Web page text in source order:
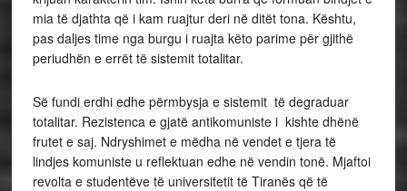
mia të djathta që i kam ruajtur deri në ditët tona. Kështu,
pas daljes time nga burgu i ruajta këto parime për gjithë
periudhën e errët të sistemit totalitar.
Së fundi erdhi edhe përmbysja e sistemit të degraduar
totalitar. Rezistenca e gjatë antikomuniste i kishte dhënë
frutet e saj. Ndryshimet e mëdha në vendet e tjera të
lindjes komuniste u reflektuan edhe në vendin tonë. Mjaftoi
revolta e studentëve të universitetit të Tiranës që të